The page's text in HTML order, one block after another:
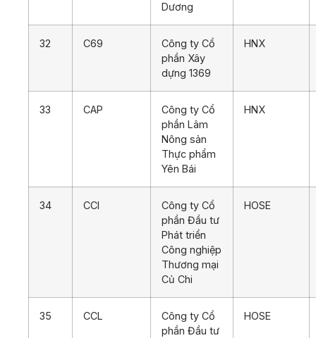
Dương
32 C69
Công ty Cổ
phần Xây
dựng 1369
HNX
33 CAP
Công ty Cổ
phần Lâm
Nông sản
Thực phẩm
Yên Bái
HNX
34 CCI
Công ty Cổ
phần Đầu tư
Phát triển
Công nghiệp
Thương mại
Củ Chi
HOSE
35 CCL
Công ty Cổ
phần Đầu tư
HOSE